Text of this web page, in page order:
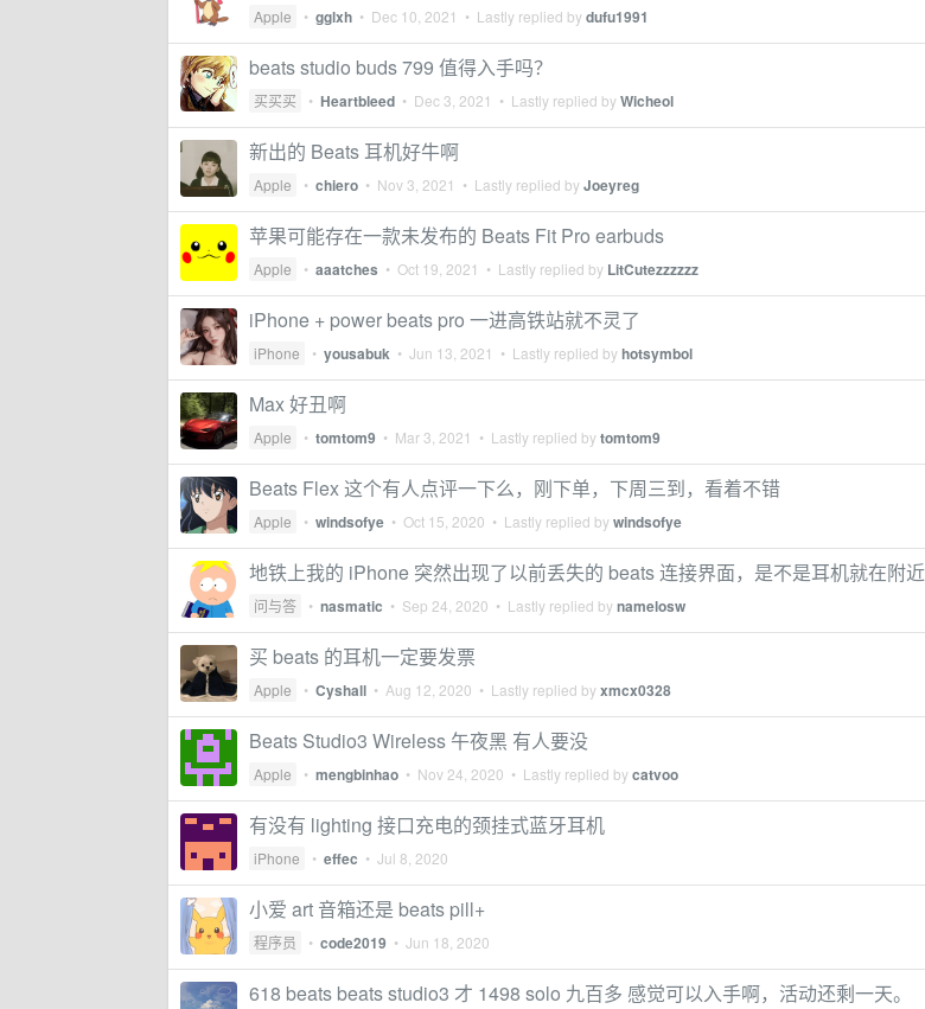
Apple • gglxh • Dec 10, 2021 • Lastly replied bydufu1991
beats studio buds 799 值得入手吗？
买买买 • Heartbleed • Dec 3, 2021 • Lastly replied byWicheol
新出的 Beats 耳机好牛啊
Apple • chiero • Nov 3, 2021 • Lastly replied byJoeyreg
苹果可能存在一款未发布的 Beats Fit Pro earbuds
Apple • aaatches • Oct 19, 2021 • Lastly replied by LitCutezzzzzz
iPhone + power beats pro 一进高铁站就不灵了
iPhone • yousabuk • Jun 13, 2021 • Lastly replied byhotsymbol
Max 好丑啊
Apple • tomtom9 • Mar 3, 2021 • Lastly replied bytomtom9
Beats Flex 这个有人点评一下么，刚下单，下周三到，看着不错
Apple • windsofye • Oct 15, 2020 • Lastly replied bywindsofye
地铁上我的 iPhone 突然出现了以前丢失的 beats 连接界面，是不是耳机就在附近
问与答 • nasmatic • Sep 24, 2020 • Lastly replied bynamelosw
买 beats 的耳机一定要发票
Apple • Cyshall • Aug 12, 2020 • Lastly replied byxmcx0328
Beats Studio3 Wireless 午夜黑 有人要没
Apple • mengbinhao • Nov 24, 2020 • Lastly replied bycatvoo
有没有 lighting 接口充电的颈挂式蓝牙耳机
iPhone • effec • Jul 8, 2020
小爱 art 音箱还是 beats pill+
程序员 • code2019 • Jun 18, 2020
618 beats beats studio3 才 1498 solo 九百多 感觉可以入手啊，活动还剩一天。